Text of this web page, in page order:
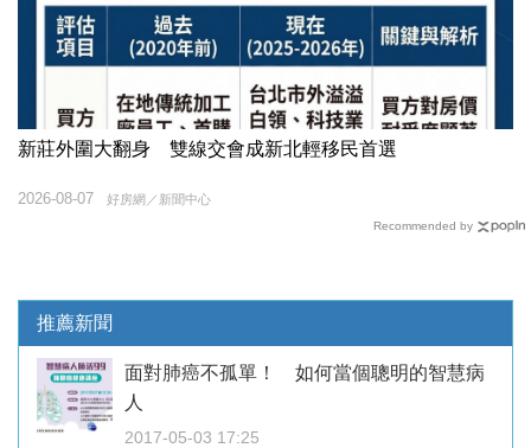
新莊外圍大翻身 雙線交會成新北輕移民首選
好房網／新聞中心
2026-08-07
Recommended by
推薦新聞
面對肺癌不孤單！ 如何當個聰明的智慧病
人
2017-05-03 17:25